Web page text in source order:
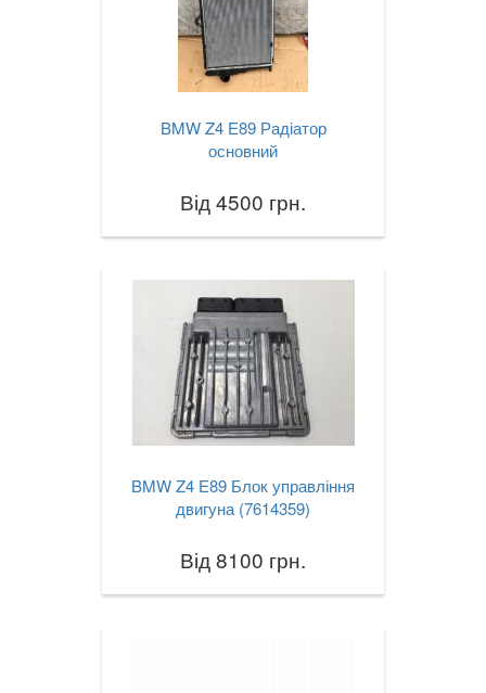
BMW Z4 E89 Радіатор
основний
Від 4500 грн.
BMW Z4 E89 Блок управління
двигуна (7614359)
Від 8100 грн.